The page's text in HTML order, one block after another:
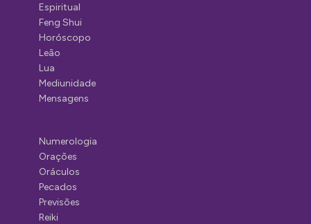
Espiritual
Feng Shui
Horóscopo
Leão
Lua
Mediunidade
Mensagens
Numerologia
Orações
Oráculos
Pecados
Previsões
Reiki